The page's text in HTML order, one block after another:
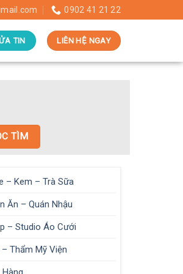
0902 41 21 22
TIN LIÊN HỆ NGAY
– Kem – Trà Sữa
Ăn – Quán Nhậu
– Studio Áo Cưới
– Thẩm Mỹ Viện